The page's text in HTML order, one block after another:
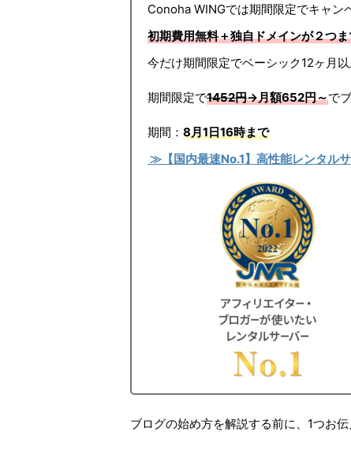
Conoha WINGでは期間限定でキャン
初期費用無料＋独自ドメインが２つ
今だけ期間限定でベーシック12ヶ月
期間限定で1452円→月額652円～で
期間： 8月1日16時まで
≫【国内最速No.1】高性能レンタル
ブログの始め方を解説する前に、1つお伝